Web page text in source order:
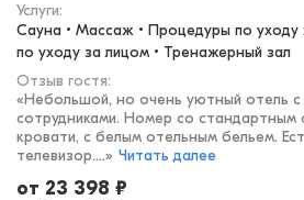
Услуги:
Сауна • Массаж • Процедуры по
по уходу за лицом • Тренажерный зал
Отзыв гостя:
«Небольшой, но очень уютный отель с
сотрудниками. Номер со
кровати, с белым отельным бельем.
телевизор....» Читать далее
от 23 398 ₽